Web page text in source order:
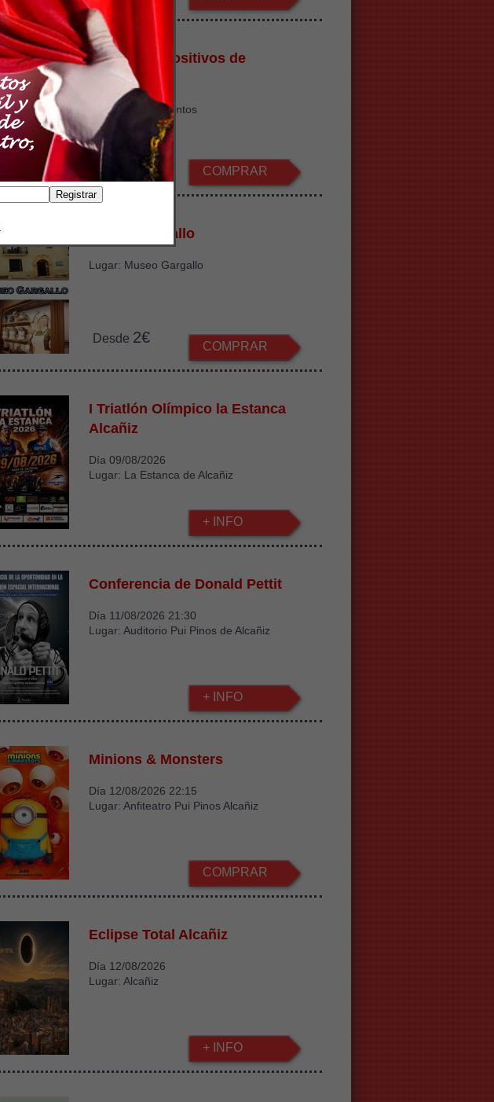
Centros Expositivos de
Andorra
Lugar: Varios recintos
Desde 2.2€
COMPRAR
Museo Gargallo
Lugar: Museo Gargallo
Desde 2€
COMPRAR
I Triatlón Olímpico la Estanca
Alcañiz
Día 09/08/2026
Lugar: La Estanca de Alcañiz
+ INFO
Conferencia de Donald Pettit
Día 11/08/2026 21:30
Lugar: Auditorio Pui Pinos de Alcañiz
+ INFO
Minions & Monsters
Día 12/08/2026 22:15
Lugar: Anfiteatro Pui Pinos Alcañiz
COMPRAR
Eclipse Total Alcañiz
Día 12/08/2026
Lugar: Alcañiz
+ INFO